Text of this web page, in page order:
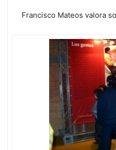
Francisco Mateos valora